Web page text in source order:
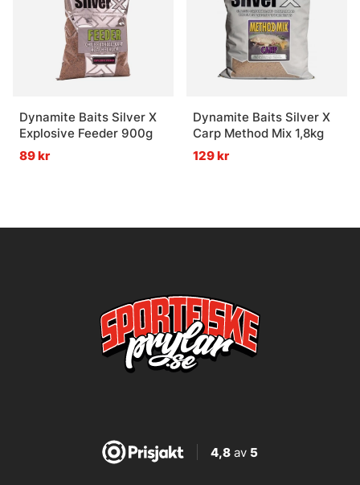
Dynamite Baits Silver X
Explosive Feeder 900g
89 kr
Dynamite Baits Silver X
Carp Method Mix 1,8kg
129 kr
4,8av 5